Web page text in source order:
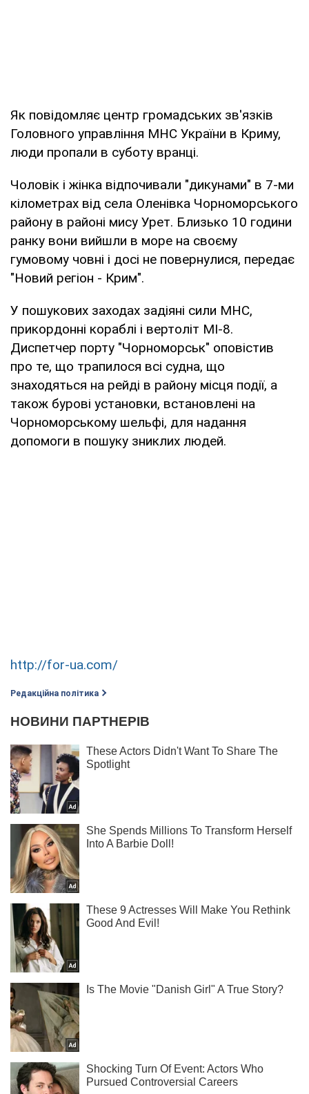
Як повідомляє центр громадських зв'язків
Головного управління МНС України в Криму,
люди пропали в суботу вранці.
Чоловік і жінка відпочивали "дикунами" в 7-ми
кілометрах від села Оленівка Чорноморського
району в районі мису Урет. Близько 10 години
ранку вони вийшли в море на своєму
гумовому човні і досі не повернулися, передає
"Новий регіон - Крим".
У пошукових заходах задіяні сили МНС,
прикордонні кораблі і вертоліт МІ-8.
Диспетчер порту "Чорноморськ" оповістив
про те, що трапилося всі судна, що
знаходяться на рейді в району місця події, а
також бурові установки, встановлені на
Чорноморському шельфі, для надання
допомоги в пошуку зниклих людей.
http://for-ua.com/
Редакційна політика